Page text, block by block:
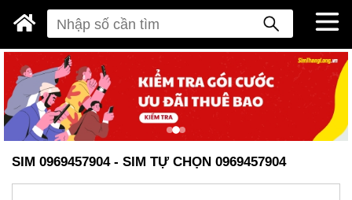
SIM 0969457904 - SIM TỰ CHỌN 0969457904